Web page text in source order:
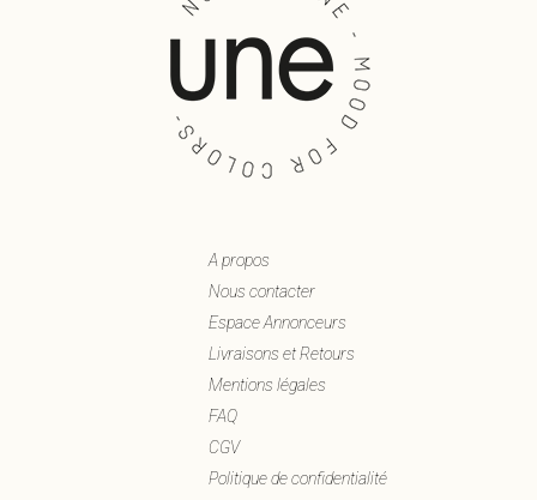
A propos
Nous contacter
Espace Annonceurs
Livraisons et Retours
Mentions légales
FAQ
CGV
Politique de confidentialité